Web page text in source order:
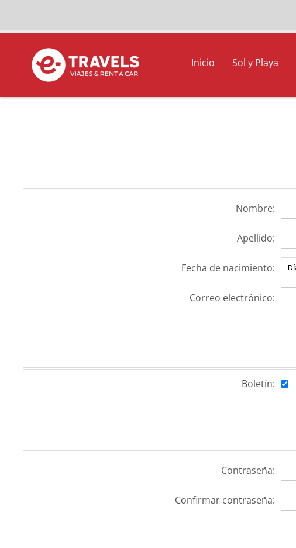
Inicio Sol y Playa
Nombre:
Apellido:
Fecha de nacimiento:
Correo electrónico:
Boletín:
Contraseña:
Confirmar contraseña: